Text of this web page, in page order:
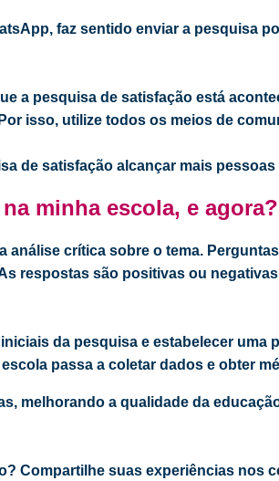
faz sentido enviar a pesquisa
a pesquisa de satisfação está
isso, utilize todos os meios de
de satisfação alcançar mais pessoas
minha escola, e agora?
análise crítica sobre o tema.
respostas são positivas ou
da pesquisa e estabelecer uma
passa a coletar dados e obter
melhorando a qualidade da
Compartilhe suas experiências nos